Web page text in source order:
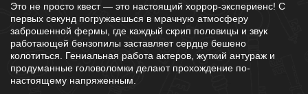
Это не просто квест — это настоящий хоррор-экспериенс! С
первых секунд погружаешься в мрачную атмосферу
заброшенной фермы, где каждый скрип половицы и звук
работающей бензопилы заставляет сердце бешено
колотиться. Гениальная работа актеров, жуткий антураж и
продуманные головоломки делают прохождение по-
настоящему напряженным.